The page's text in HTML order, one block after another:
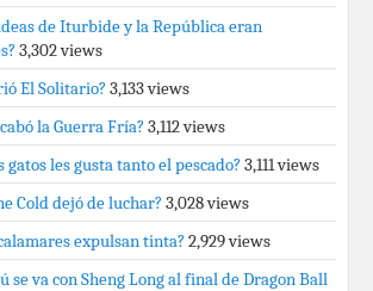
de Iturbide y la República eran
3,302 views
El Solitario? 3,133 views
la Guerra Fría? 3,112 views
gatos les gusta tanto el pescado? 3,111 views
Cold dejó de luchar? 3,028 views
expulsan tinta? 2,929 views
se va con Sheng Long al final de Dragon Ball